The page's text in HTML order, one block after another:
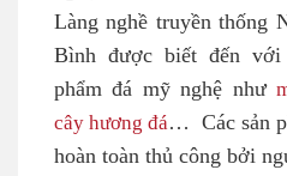
Làng nghề truyền thống
Bình được biết đến với
phẩm đá mỹ nghệ như
cây hương đá … Các sản
hoàn toàn thủ công bởi